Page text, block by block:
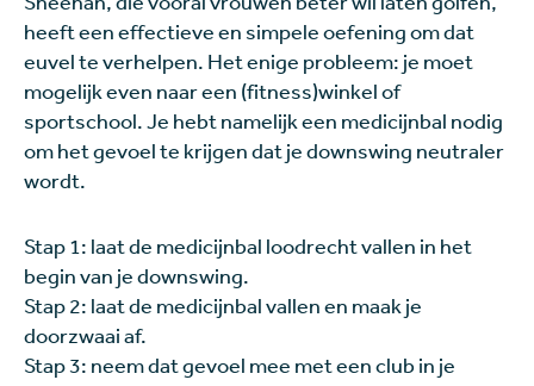
heeft een effectieve en simpele oefening om dat
euvel te verhelpen. Het enige probleem: je moet
mogelijk even naar een (fitness)winkel of
sportschool. Je hebt namelijk een medicijnbal nodig
om het gevoel te krijgen dat je downswing neutraler
wordt.
Stap 1: laat de medicijnbal loodrecht vallen in het
begin van je downswing.
Stap 2: laat de medicijnbal vallen en maak je
doorzwaai af.
Stap 3: neem dat gevoel mee met een club in je